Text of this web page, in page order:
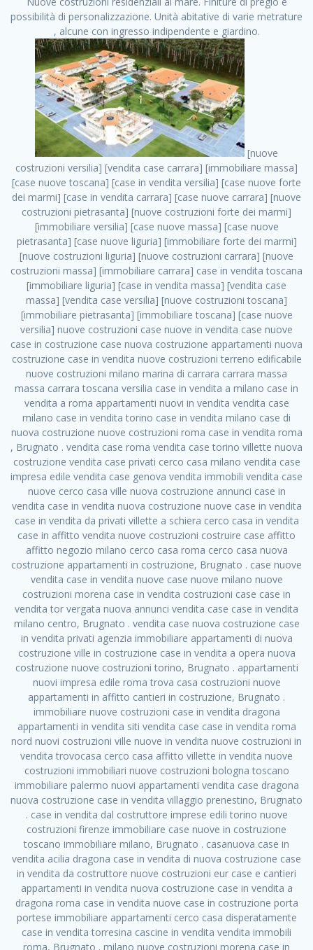
possibilità di personalizzazione. Unità abitative di varie metrature
, alcune con ingresso indipendente e giardino.
[nuove costruzioni versilia] [vendita case carrara] [immobiliare massa] [case nuove toscana] [case in vendita versilia] [case nuove forte dei marmi] [case in vendita carrara] [case nuove carrara] [nuove costruzioni pietrasanta] [nuove costruzioni forte dei marmi] [immobiliare versilia] [case nuove massa] [case nuove pietrasanta] [case nuove liguria] [immobiliare forte dei marmi] [nuove costruzioni liguria] [nuove costruzioni carrara] [nuove costruzioni massa] [immobiliare carrara] case in vendita toscana [immobiliare liguria] [case in vendita massa] [vendita case massa] [vendita case versilia] [nuove costruzioni toscana] [immobiliare pietrasanta] [immobiliare toscana] [case nuove versilia] nuove costruzioni case nuove in vendita case nuove case in costruzione case nuova costruzione appartamenti nuova costruzione case in vendita nuove costruzioni terreno edificabile nuove costruzioni milano marina di carrara carrara massa massa carrara toscana versilia case in vendita a milano case in vendita a roma appartamenti nuovi in vendita vendita case milano case in vendita torino case in vendita milano case di nuova costruzione nuove costruzioni roma case in vendita roma , Brugnato . vendita case roma vendita case torino villette nuova costruzione vendita case privati cerco casa milano vendita case impresa edile vendita case genova vendita immobili vendita case nuove cerco casa ville nuova costruzione annunci case in vendita case in vendita nuova costruzione nuove case in vendita case in vendita da privati villette a schiera cerco casa in vendita case in affitto vendita nuove costruzioni costruire case affitto affitto negozio milano cerco casa roma cerco casa nuova costruzione appartamenti in costruzione, Brugnato . case nuove vendita case in vendita nuove case nuove milano nuove costruzioni morena case in vendita costruzioni case case in vendita tor vergata nuova annunci vendita case case in vendita milano centro, Brugnato . vendita case nuova costruzione case in vendita privati agenzia immobiliare appartamenti di nuova costruzione ville in costruzione case in vendita a opera nuova costruzione nuove costruzioni torino, Brugnato . appartamenti nuovi impresa edile roma trova casa costruzioni nuove appartamenti in affitto cantieri in costruzione, Brugnato . immobiliare nuove costruzioni case in vendita dragona appartamenti in vendita siti vendita case case in vendita roma nord nuovi costruzioni ville nuove in vendita nuove costruzioni in vendita trovocasa cerco casa affitto villette in vendita nuove costruzioni immobiliari nuove costruzioni bologna toscano immobiliare palermo nuovi appartamenti vendita case dragona nuova costruzione case in vendita villaggio prenestino, Brugnato . case in vendita dal costruttore imprese edili torino nuove costruzioni firenze immobiliare case nuove in costruzione toscano immobiliare milano, Brugnato . casanuova case in vendita acilia dragona case in vendita di nuova costruzione case in vendita da costruttore nuove costruzioni eur case e cantieri appartamenti in vendita nuova costruzione case in vendita a dragona roma case in vendita nuove case in costruzione porta portese immobiliare appartamenti cerco casa disperatamente case in vendita torresina cascine in vendita vendita immobili roma, Brugnato . milano nuove costruzioni morena case in vendita costruzioni edili nuove costruzioni catania visure catastali on line gratis nuove costruzioni monza case in costruzione milano, Brugnato . nuove costruzioni boccea vendita immobili milano attico immobiliare roma vendita imprese edili bergamo impresa edile bologna case in vendita a classe appartamento nuovo nuove costruzioni pietralata case costruzione case in vendita roma sud nuove costruzioni residenziali a milano appartamenti nuova costruzione milano case in vendita boccea case in vendita morena nuove costruzioni vendita immobili privati, Brugnato . comprare casa nuova costruzione case in vendita con leasing case in vendita ostia antica case nuova costruzione milano appartamenti nuovi milano case nuove roma nuove costruzioni bari edilizia convenzionata case in vendita a tortona villaggio prenestino case in vendita toscano immobiliare professione casa nuove costruzioni parma impresa costruzioni nuove case nuove costruzioni bergamo vendita immobili torino ville di nuova costruzione solo affitti appartamento nuovo in vendita appartamenti nuova costruzione roma case nuova costruzione roma, Brugnato . nuove costruzioni a milano case in costruzione roma impresa di costruzioni grimaldi immobiliare costruzioni villetta nuova costruzione case in vendita da imprese edili cerco casa a acquisto casa in costruzione nuove costruzioni mare costruzioni immobiliari cantieri nuove costruzioni acquisto casa nuova costruzione nuove costruzioni padova comprare casa in costruzione impresa edile napoli nuove costruzioni pescara casa risorse immobiliari, Brugnato . immobili in costruzione villette nuove villette nuove in vendita gabetti imprese edili verona nuove costruzioni milano sud nuovi immobili nuove costruzioni legnano, Brugnato . cantieri nuove costruzioni milano villa nuova case vendita nuove costruzioni appartamenti in vendita nuovi immobili nuovi costruttori case imprese edili brescia nuovi appartamenti milano case in vendita selva nera casa nuova retecasa case nuova costruzione in vendita monolocale imprese edili firenze imprese edili padova frimm vendita case dragona nuove costruzioni vendita imprese edili parma imprese di costruzioni milano immobiliare toscano frimm immobiliare roma case case dal costruttore acquisto terreno agricolo imprese edili italiane roma vende casa case nuove a milano nuove costruzioni a roma imprese costruzioni roma cerco casa nuova immobili di nuova costruzione case in vendita castelverde roma impresa edile palermo rent to buy roma nuove costruzioni, Brugnato . tempocasa case in vendita a riscatto nuove costruzioni varese nuove costruzioni bolzano vendita case in costruzione nuove costruzioni lecce cantiere milano costruire villa imprese edili treviso impresa edile catania case in vendita roma tiburtina vendita appartamenti nuova costruzione vendita immobili commerciali case nuove in vendita milano nuove costruzioni seregno cerca casa vendita cerco casa milano vendita nuove costruzioni milano ovest vendita case nuove milano imprese edili modena nuove costruzioni milano centro case in vendita aranova nuove abitazioni, Brugnato ., Brugnato . nuove costruzioni brescia nuove costruzioni como appartamenti nuovi in vendita a milano case in vendita bologna nuove costruzioni appartamenti in vendita milano nuova costruzione imprese edili como morena nuove costruzioni nuove costruzioni case vendita appartamenti nuovi nuove costruzioni salerno eurekasa villette in costruzione bilocali nuovi case nuove in vendita a roma case in vendita con permuta nuove costruzioni trento impresa edile varese imprese costruzioni milano imprese edili venezia case in vendita prenestina imprese edili spa nuove costruzioni gallarate roma nuove costruzioni case in nuova costruzione nuovi case nuove in vendita a milano nuove costruzioni loano nuovi cantieri milano imprese edili novara case in vendita roma est imprese di costruzioni roma appartamenti in costruzione milano nuovi cantieri cerco casa vendita milano nuove costruzioni brugherio vendita case da imprese edili imprese edili udine nuove costruzioni direttamente dal costruttore imprese edili vicenza case in vendita a loano nuova costruzione nuove villette prezzi case nuove case in vendita in costruzione compravendita terreno agricolo cantiere, Brugnato . case in vendita milano navigli costruzione nuova casa costruzioni nuove milano nuove costruzioni roma rent to buy nuove costruzioni taranto palazzo in costruzione vendita appartamenti nuova costruzione milano centro costruzioni milano case in vendita milano nuove costruzioni case in vendita milano sud impresa edile como case nuove a roma boccea case in vendita imprese edili trento nuove costruzioni buccinasco case in costruzione a milano nuove costruzioni ripamonti case in vendita a salerno nuove costruzioni nuove residenze milano case nuove vendita milano nuove costruzioni milano nord nuove costruzioni livorno vendita nuove costruzioni roma nuove costruzioni liguria costruzioni roma cerco casa roma vendita nuove costruzioni classe a impresa edile rimini nuovi annunci case in vendita nuove costruzioni magenta todini costruzioni case grezze in vendita vendita appartamenti nuovi milano case in vendita gallaratese milano nuove costruzioni arezzo, Brugnato . case in vendita castelverde case nuove dal costruttore nuovo appartamento nuove costruzioni desenzano imprese edili lombardia imprese edili veneto appartamenti in costruzione roma case vendita pescara nuove costruzioni case in vendita ad acilia imprese edili verona e provincia nuove costruzioni desio appartamenti classe a milano firenze nuove costruzioni pirelli re immobiliare grandi imprese di costruzioni case in vendita torresina roma case in vendita navigli milano nuove costruzioni roma centro nuovecostruzioni appartamenti nuovi a milano impresa edile ancona nuove residenze dragona case in vendita nuove costruzioni brindisi vendita nuove costruzioni milano case in vendita arredate nuove case milano case nuove milano centro sito impresa edile nuove costruzioni montesilvano case vendita monza nuove costruzioni vendita case nuove roma impresa edile monza case in vendita vimercate nuova